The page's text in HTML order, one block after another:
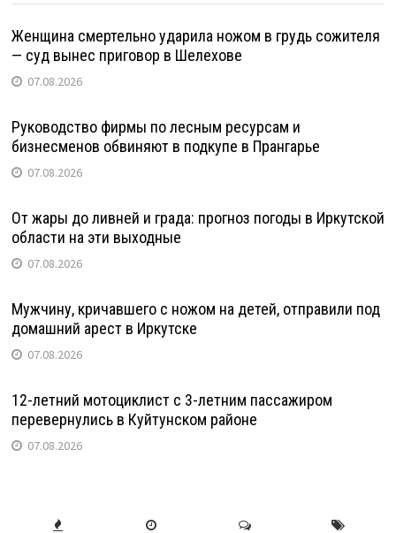
Женщина смертельно ударила ножом в грудь сожителя
— суд вынес приговор в Шелехове
07.08.2026
Руководство фирмы по лесным ресурсам и
бизнесменов обвиняют в подкупе в Прангарье
07.08.2026
От жары до ливней и града: прогноз погоды в Иркутской
области на эти выходные
07.08.2026
Мужчину, кричавшего с ножом на детей, отправили под
домашний арест в Иркутске
07.08.2026
12-летний мотоциклист с 3-летним пассажиром
перевернулись в Куйтунском районе
07.08.2026